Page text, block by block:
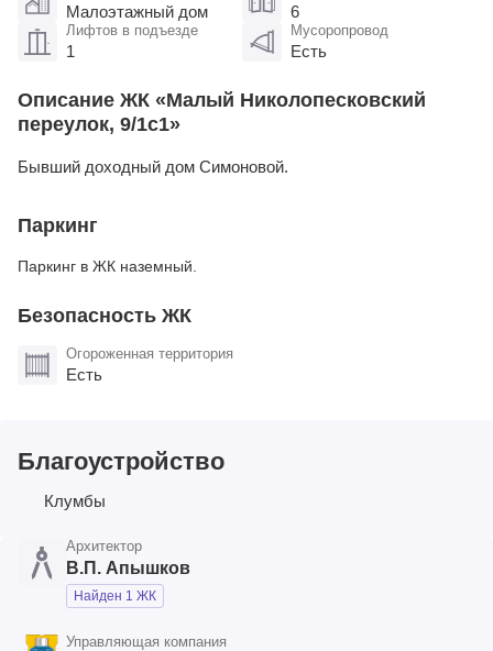
Малоэтажный дом 6
Лифтов в подъезде
1
Мусоропровод
Есть
Описание ЖК «Малый Николопесковский
переулок, 9/1с1»
Бывший доходный дом Симоновой.
Паркинг
Паркинг в ЖК наземный.
Безопасность ЖК
Огороженная территория
Есть
Благоустройство
Клумбы
Архитектор
В.П. Апышков
Найден 1 ЖК
Управляющая компания